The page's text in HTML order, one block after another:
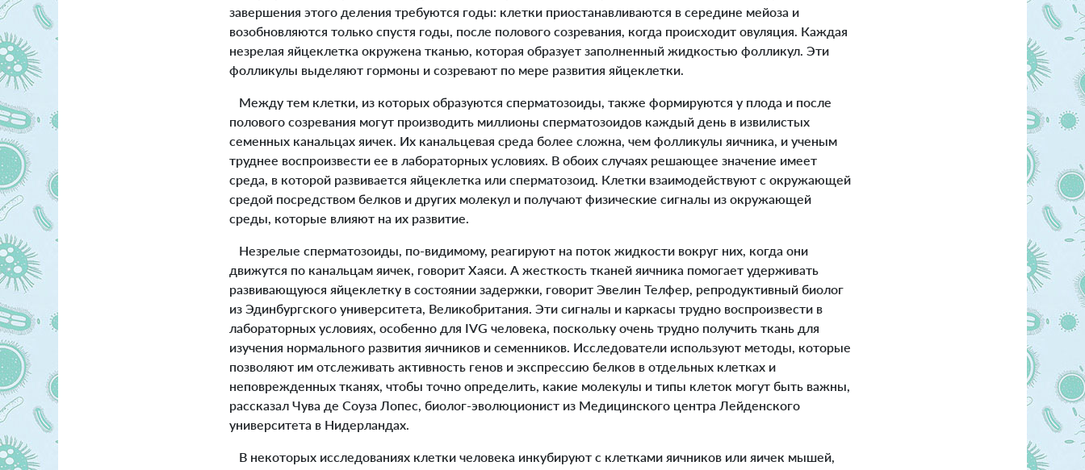
завершения этого деления требуются годы: клетки приостанавливаются в середине мейоза и
возобновляются только спустя годы, после полового созревания, когда происходит овуляция. Каждая
незрелая яйцеклетка окружена тканью, которая образует заполненный жидкостью фолликул. Эти
фолликулы выделяют гормоны и созревают по мере развития яйцеклетки.
Между тем клетки, из которых образуются сперматозоиды, также формируются у плода и после
полового созревания могут производить миллионы сперматозоидов каждый день в извилистых
семенных канальцах яичек. Их канальцевая среда более сложна, чем фолликулы яичника, и ученым
труднее воспроизвести ее в лабораторных условиях. В обоих случаях решающее значение имеет
среда, в которой развивается яйцеклетка или сперматозоид. Клетки взаимодействуют с окружающей
средой посредством белков и других молекул и получают физические сигналы из окружающей
среды, которые влияют на их развитие.
Незрелые сперматозоиды, по-видимому, реагируют на поток жидкости вокруг них, когда они
движутся по канальцам яичек, говорит Хаяси. А жесткость тканей яичника помогает удерживать
развивающуюся яйцеклетку в состоянии задержки, говорит Эвелин Телфер, репродуктивный биолог
из Эдинбургского университета, Великобритания. Эти сигналы и каркасы трудно воспроизвести в
лабораторных условиях, особенно для IVG человека, поскольку очень трудно получить ткань для
изучения нормального развития яичников и семенников. Исследователи используют методы, которые
позволяют им отслеживать активность генов и экспрессию белков в отдельных клетках и
неповрежденных тканях, чтобы точно определить, какие молекулы и типы клеток могут быть важны,
рассказал Чува де Соуза Лопес, биолог-эволюционист из Медицинского центра Лейденского
университета в Нидерландах.
В некоторых исследованиях клетки человека инкубируют с клетками яичников или яичек мышей,